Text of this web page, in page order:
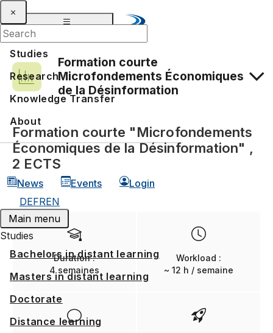
Studies
Research
Knowledge Transfer
About
News Events
Login
DEFREN
Main menu
Studies
Bachelors in distant learning
Masters in distant learning
Doctorate
Distance learning
Formation courte
Microfondements Économiques
de la Désinformation
Admission et inscription
Formation courte "Microfondements
Économiques de la Désinformation" ,
2 ECTS
Duration :
4 semaines
Workload :
~ 12 h / semaine